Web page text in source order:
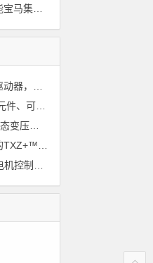
恩智浦Trimension超宽带技术赋能宝马集团Digital Key Plus及生命体存在检测功能
罗姆即将亮相2026深圳国际电力元件、可再生能源管理展览会暨研讨会
大联大诠鼎集团携手Infineon以固态变压器重构配电效率新标杆